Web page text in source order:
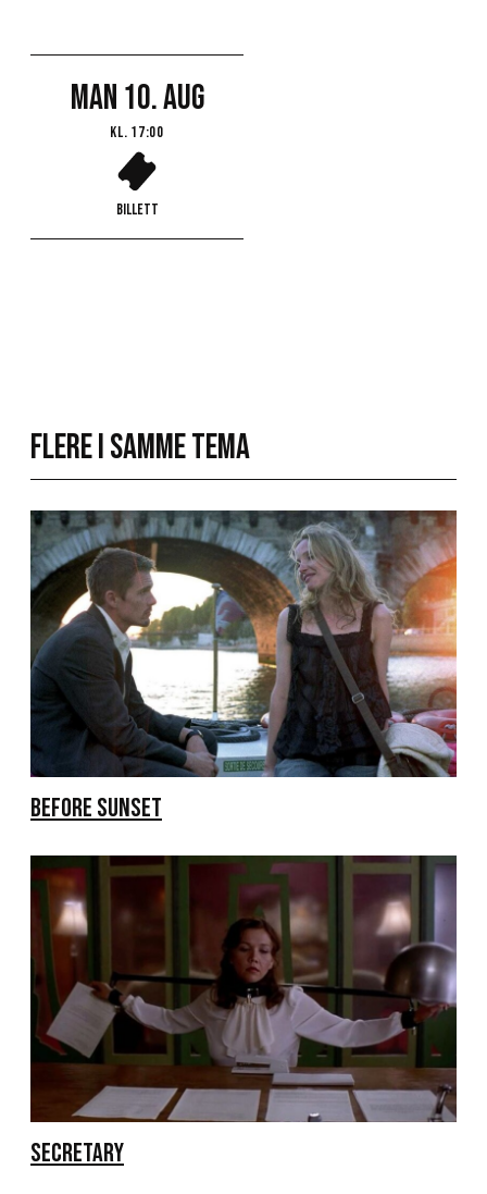
man 10. aug
Kl. 17:00
Billett
Flere i samme tema
BEFORE SUNSET
SECRETARY